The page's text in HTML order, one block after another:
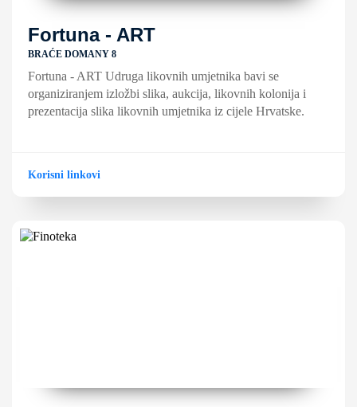
Fortuna - ART
BRAĆE DOMANY 8
Fortuna - ART Udruga likovnih umjetnika bavi se
organiziranjem izložbi slika, aukcija, likovnih kolonija i
prezentacija slika likovnih umjetnika iz cijele Hrvatske.
Korisni linkovi